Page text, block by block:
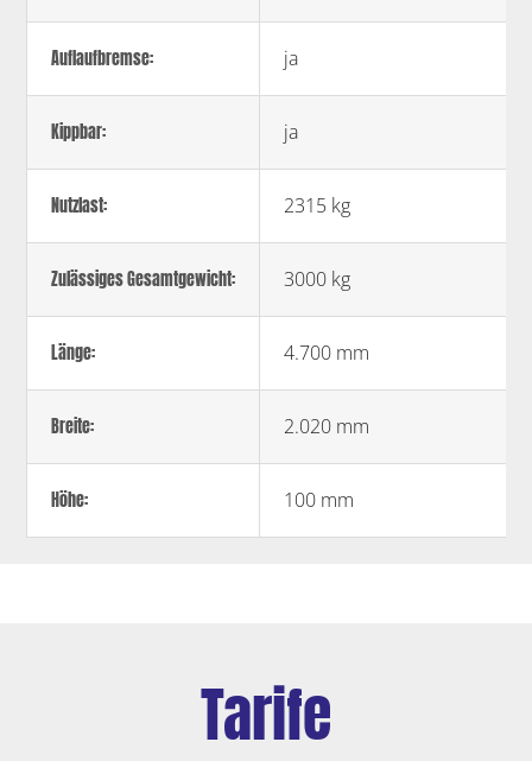
Auflaufbremse: ja
Kippbar: ja
Nutzlast: 2315 kg
Zulässiges Gesamtgewicht: 3000 kg
Länge: 4.700 mm
Breite: 2.020 mm
Höhe: 100 mm
Tarife